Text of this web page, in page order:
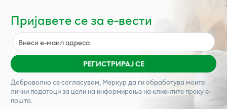
Пријавете се за е-вести
РЕГИСТРИРАЈ СЕ
Доброволно се согласувам, Меркурда ги обработува моите
лични податоци за цели на информирање на клиентите преку е-
пошта.